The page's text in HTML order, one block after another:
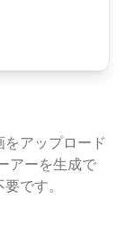
アップロード
アーを生成で
です。